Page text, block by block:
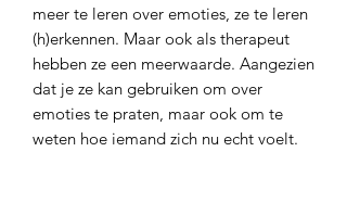
meer te leren over emoties, ze te leren
(h)erkennen. Maar ook als therapeut
hebben ze een meerwaarde. Aangezien
dat je ze kan gebruiken om over
emoties te praten, maar ook om te
weten hoe iemand zich nu echt voelt.